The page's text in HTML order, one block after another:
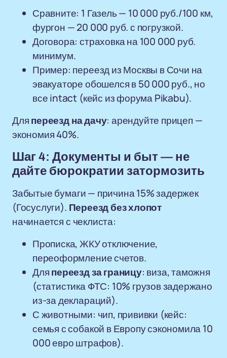
Сравните: 1 Газель — 10 000 руб./100 км,
фургон — 20 000 руб. с погрузкой.
Договора: страховка на 100 000 руб.
минимум.
Пример: переезд из Москвы в Сочи на
эвакуаторе обошелся в 50 000 руб., но
все intact (кейс из форума Pikabu).
Дляпереезд на дачу: арендуйте прицеп —
экономия 40%.
Шаг 4: Документы и быт — не
дайте бюрократии затормозить
Забытые бумаги — причина 15% задержек
(Госуслуги). Переезд без хлопот
начинается с чеклиста:
Прописка, ЖКУ отключение,
переоформление счетов.
Дляпереезд за границу: виза, таможня
(статистика ФТС: 10% грузов задержано
из-за деклараций).
С животными: чип, прививки (кейс:
семья с собакой в Европу сэкономила 10
000 евро штрафов).